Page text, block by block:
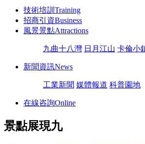
技術培訓 Training
招商引資Business
風景景點Attractions
九曲十八灣 日月江山 卡倫小
新聞資訊News
工業新聞 媒體報道 科普園地
在線咨詢Online
景點展現九